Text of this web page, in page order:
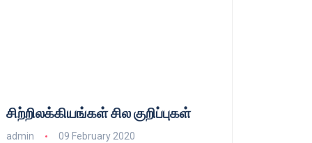
சிற்றிலக்கியங்கள் சில குறிப்புகள்
admin 09 February 2020